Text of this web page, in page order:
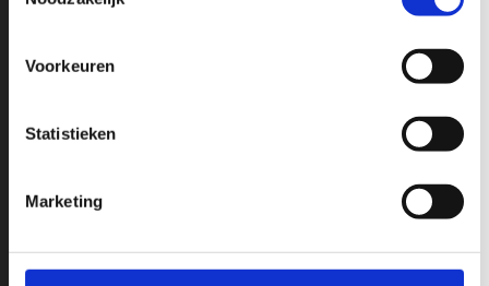
Voorkeuren
Statistieken
Marketing
Chevrolet Silverado ZR2 6.2 € 89.950,-
Email*